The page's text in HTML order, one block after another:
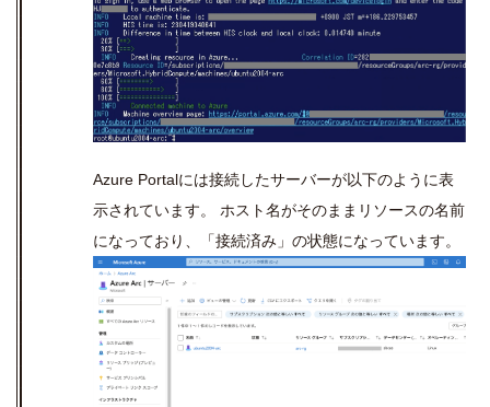
Azure Portalには接続したサーバーが以下のように表
示されています。 ホスト名がそのままリソースの名前
になっており、「接続済み」の状態になっています。